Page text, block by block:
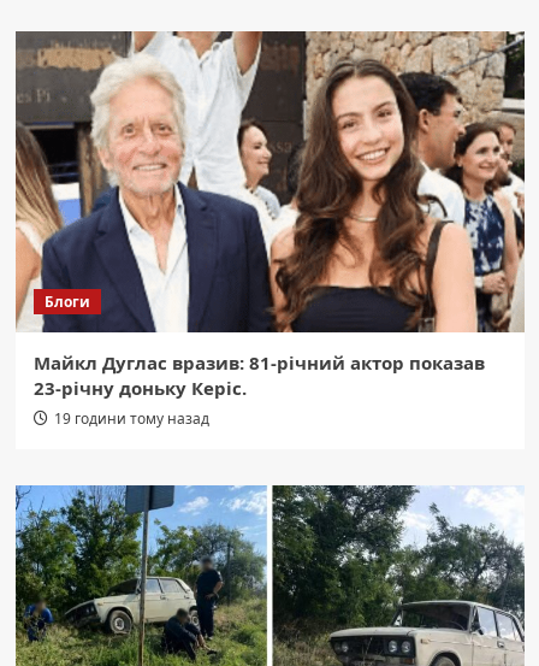
Блоги
Майкл Дуглас вразив: 81-річний актор показав
23-річну доньку Керіс.
19 години тому назад